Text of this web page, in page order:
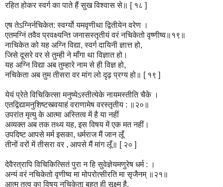
रहित होकर स्वर्ग का पाते हैं सुख विश्वास से॥ [ १८ ]
एष तेऽग्निर्नचिकेत: स्वर्ग्यो यमवृणीथा द्वितीयेन वरेण ।
एतमग्निं तवैव प्रवक्ष्यन्ति जनासस्तृतीयं वरं नचिकेतो वृष्णीष्व॥१९॥
नाचिकेत को यह अग्नि विद्या, स्वर्ग दायिनी ज्ञात्त हो,
जिसे दूसरे वर से तुम्ही ने माँगा था विज्ञात हो।
यह अग्नि विद्या अब तुम्हारे नाम से ही विज्ञ हो,
नचिकेता अब तुम तीसरा वर मांग लो दृढ़ प्रग्य हो॥ [ १९ ]
येयं प्रेते विचिकित्सा मनुष्येऽस्तीत्येके नायमस्तीति चैके ।
एतद्विद्यामनुशिष्टस्त्वयाहं वराणामेष वरस्तृतीय : ॥२०॥
उपरांत मृत्यु के आत्मा अस्तित्व में है या नहीं
अव्यक्त अब तक तथ्य यह, इस विषय में एक मत नहीं।
उपदिष्ट आपसे मर्म इसका, धर्मराज मैं जान लूँ
तीनों वरों में तीसरा वर , आपसे मैं मांग लूँ॥ [ २० ]
देवैरत्रापि विचिकित्सितं पुरा न हि सुवेज्ञेयमणुरेष धर्म : ।
अन्यं वरं नचिकेतो वृणीष्व मा मोपरोत्सीरति मा सृजैनम् ॥२१॥
आत्म तत्व का विषय नचिकेता बहुत ही सूक्ष्म है,